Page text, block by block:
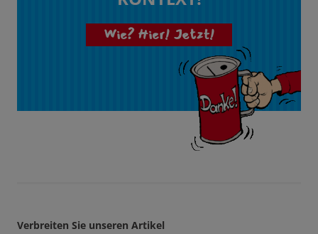
Wie? Hier! Jetzt!
Verbreiten Sie unseren Artikel